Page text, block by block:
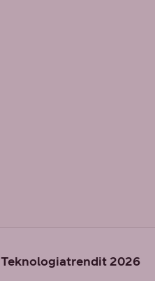
Teknologiatrendit 2026